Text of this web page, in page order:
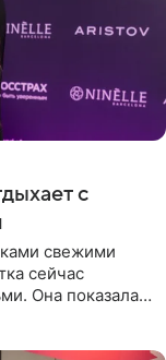
с
свежими
сейчас
Она показала,